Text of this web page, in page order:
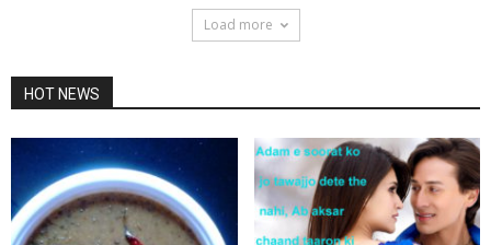
Load more
HOT NEWS